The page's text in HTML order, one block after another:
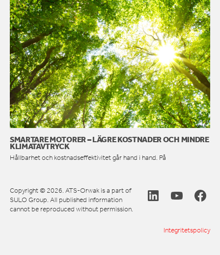
SMARTARE MOTORER – LÄGRE KOSTNADER OCH MINDRE
KLIMATAVTRYCK
Hållbarhet och kostnadseffektivitet går hand i hand. På
Copyright © 2026. ATS-Orwak is a part of
SULO Group. All published information
cannot be reproduced without permission.
Integritetspolicy